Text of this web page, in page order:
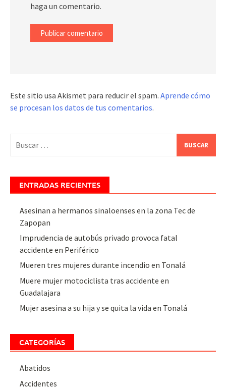
haga un comentario.
Este sitio usa Akismet para reducir el spam. Aprende cómo
se procesan los datos de tus comentarios.
ENTRADAS RECIENTES
Asesinan a hermanos sinaloenses en la zona Tec de
Zapopan
Imprudencia de autobús privado provoca fatal
accidente en Periférico
Mueren tres mujeres durante incendio en Tonalá
Muere mujer motociclista tras accidente en
Guadalajara
Mujer asesina a su hija y se quita la vida en Tonalá
CATEGORÍAS
Abatidos
Accidentes